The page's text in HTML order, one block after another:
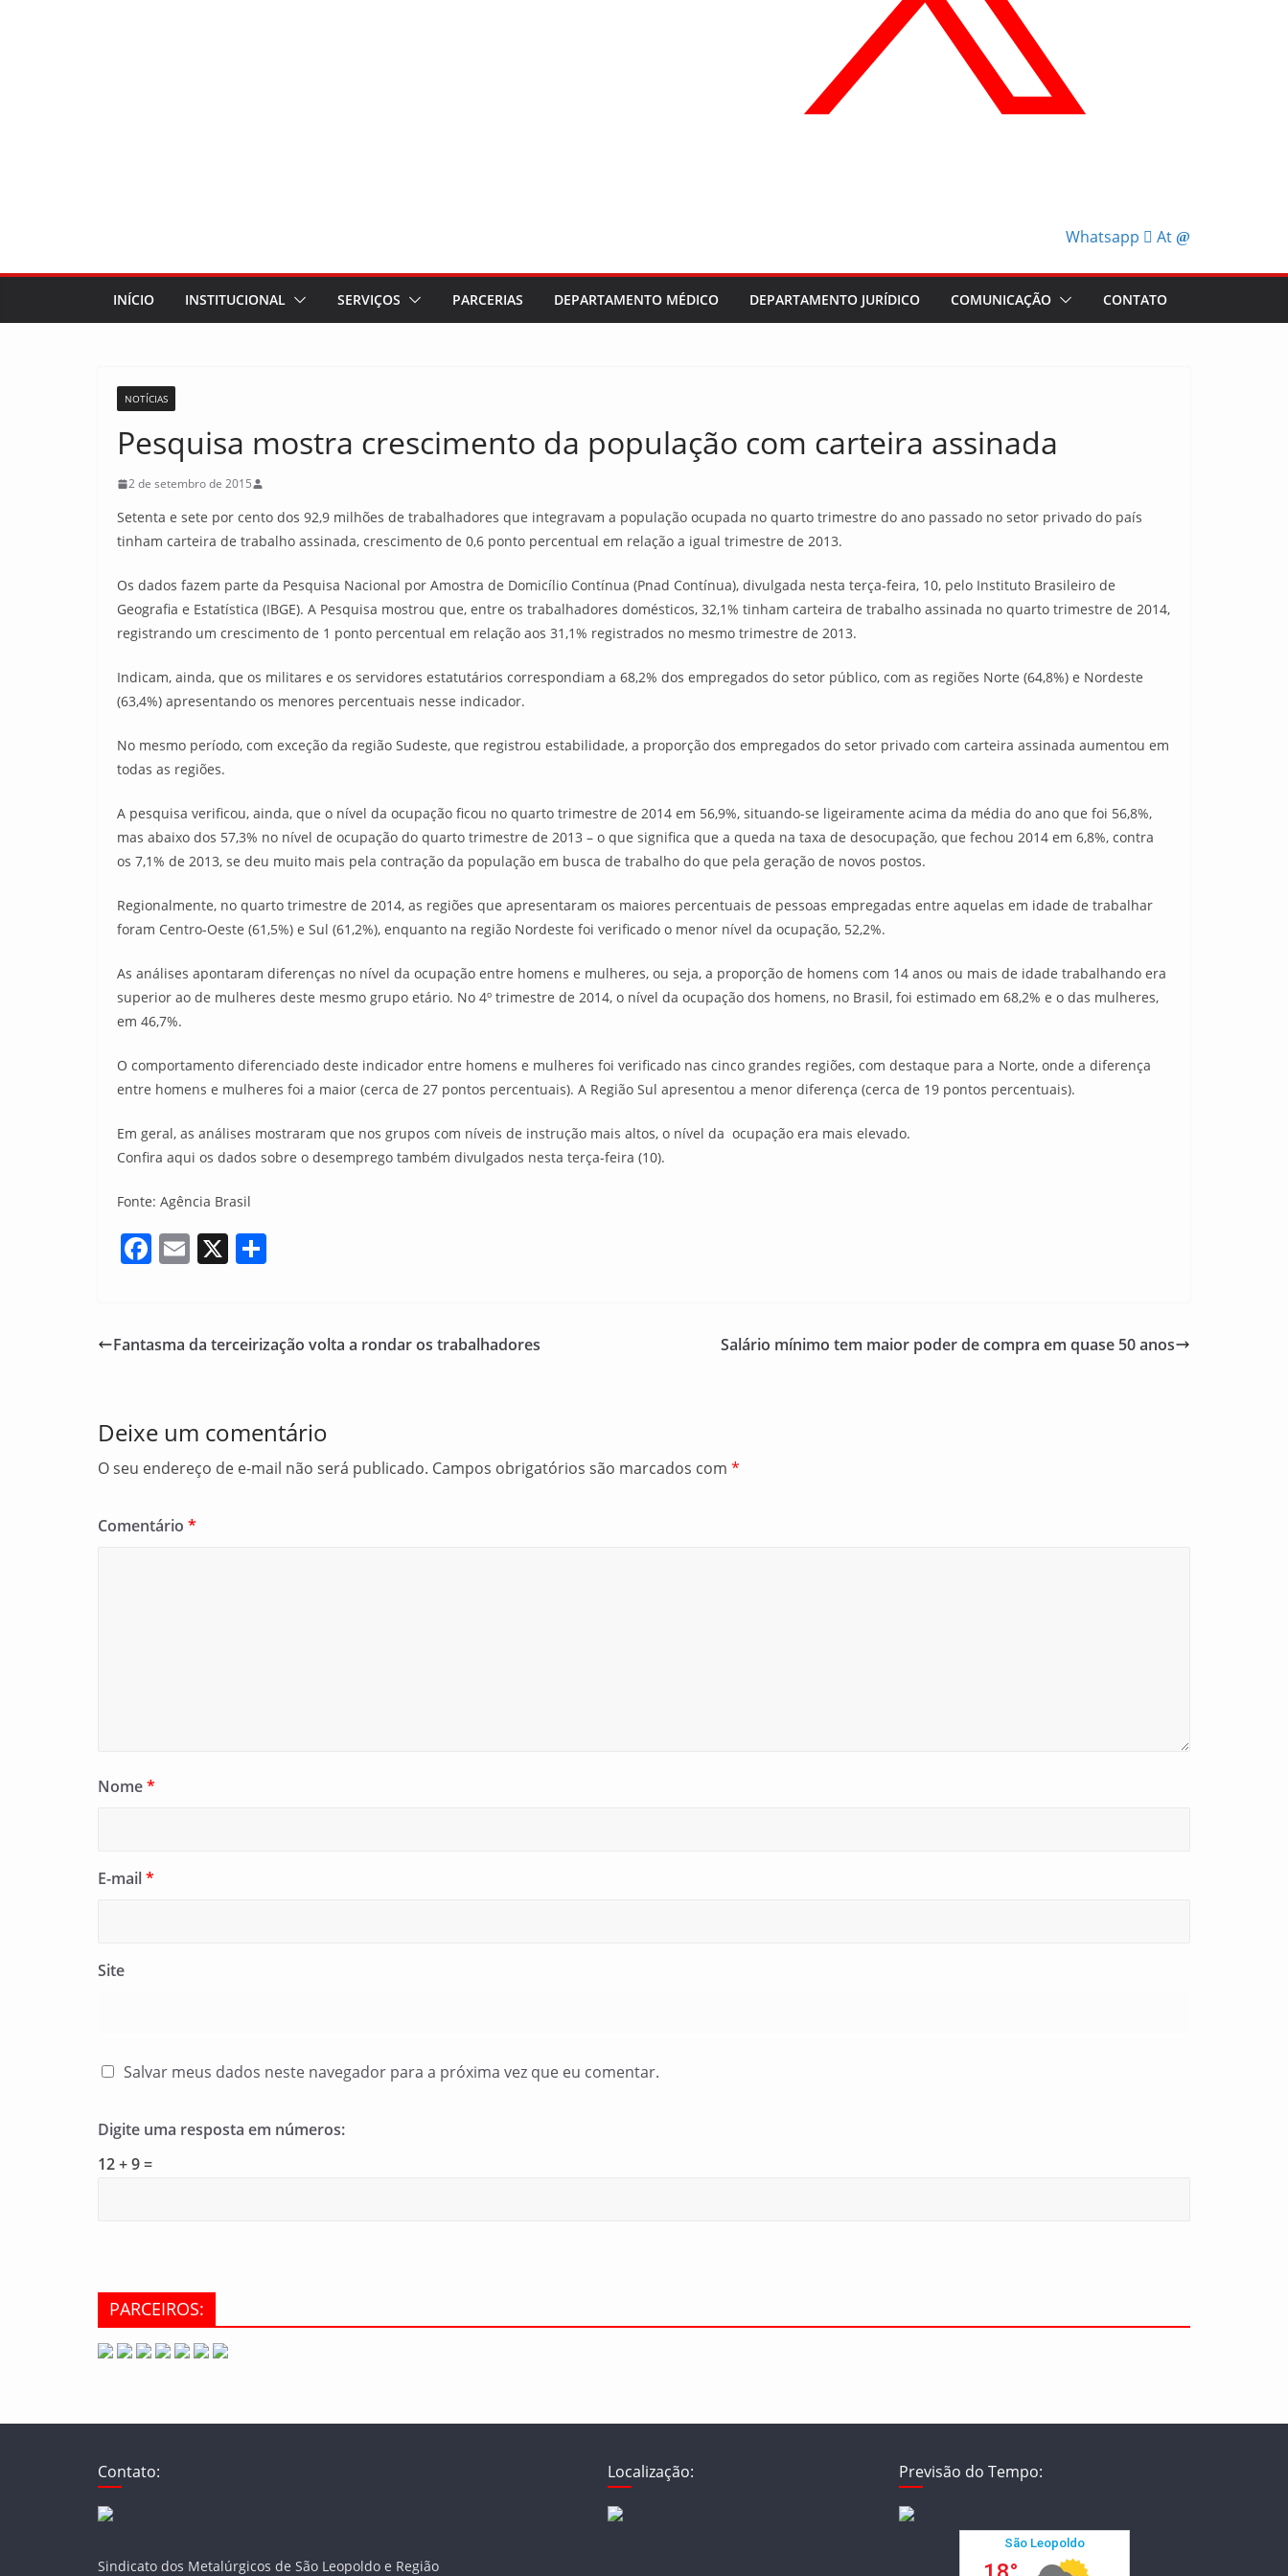
Whatsapp At
INÍCIO INSTITUCIONAL SERVIÇOS PARCERIAS DEPARTAMENTO MÉDICO DEPARTAMENTO JURÍDICO COMUNICAÇÃO CONTATO
NOTÍCIAS
Pesquisa mostra crescimento da população com carteira assinada
2 de setembro de 2015
Setenta e sete por cento dos 92,9 milhões de trabalhadores que integravam a população ocupada no quarto trimestre do ano passado no setor privado do país
tinham carteira de trabalho assinada, crescimento de 0,6 ponto percentual em relação a igual trimestre de 2013.
Os dados fazem parte da Pesquisa Nacional por Amostra de Domicílio Contínua (Pnad Contínua), divulgada nesta terça-feira, 10, pelo Instituto Brasileiro de
Geografia e Estatística (IBGE). A Pesquisa mostrou que, entre os trabalhadores domésticos, 32,1% tinham carteira de trabalho assinada no quarto trimestre de 2014,
registrando um crescimento de 1 ponto percentual em relação aos 31,1% registrados no mesmo trimestre de 2013.
Indicam, ainda, que os militares e os servidores estatutários correspondiam a 68,2% dos empregados do setor público, com as regiões Norte (64,8%) e Nordeste
(63,4%) apresentando os menores percentuais nesse indicador.
No mesmo período, com exceção da região Sudeste, que registrou estabilidade, a proporção dos empregados do setor privado com carteira assinada aumentou em
todas as regiões.
A pesquisa verificou, ainda, que o nível da ocupação ficou no quarto trimestre de 2014 em 56,9%, situando-se ligeiramente acima da média do ano que foi 56,8%,
mas abaixo dos 57,3% no nível de ocupação do quarto trimestre de 2013 – o que significa que a queda na taxa de desocupação, que fechou 2014 em 6,8%, contra
os 7,1% de 2013, se deu muito mais pela contração da população em busca de trabalho do que pela geração de novos postos.
Regionalmente, no quarto trimestre de 2014, as regiões que apresentaram os maiores percentuais de pessoas empregadas entre aquelas em idade de trabalhar
foram Centro-Oeste (61,5%) e Sul (61,2%), enquanto na região Nordeste foi verificado o menor nível da ocupação, 52,2%.
As análises apontaram diferenças no nível da ocupação entre homens e mulheres, ou seja, a proporção de homens com 14 anos ou mais de idade trabalhando era
superior ao de mulheres deste mesmo grupo etário. No 4º trimestre de 2014, o nível da ocupação dos homens, no Brasil, foi estimado em 68,2% e o das mulheres,
em 46,7%.
O comportamento diferenciado deste indicador entre homens e mulheres foi verificado nas cinco grandes regiões, com destaque para a Norte, onde a diferença
entre homens e mulheres foi a maior (cerca de 27 pontos percentuais). A Região Sul apresentou a menor diferença (cerca de 19 pontos percentuais).
Em geral, as análises mostraram que nos grupos com níveis de instrução mais altos, o nível da ocupação era mais elevado.
Confira aqui os dados sobre o desemprego também divulgados nesta terça-feira (10).
Fonte: Agência Brasil
F
e
o
k
E
l
X
e
Fantasma da terceirização volta a rondar os trabalhadores Salário mínimo tem maior poder de compra em quase 50 anos
Deixe um comentário
O seu endereço de e-mail não será publicado. Campos obrigatórios são marcados com *
Comentário *
Nome*
E-mail*
Site
Salvar meus dados neste navegador para a próxima vez que eu comentar.
Digite uma resposta em números:
12 + 9 =
PARCEIROS:
Contato:
Sindicato dos Metalúrgicos de São Leopoldo e Região
Localização: Previsão do Tempo: